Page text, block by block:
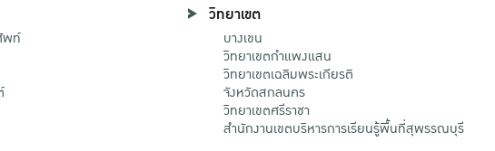
พท์
วิทยาเขต
บางเขน
วิทยาเขตกําแพงแสน
วิทยาเขตเฉลิมพระเกียรติ
จังหวัดสกลนคร
วิทยาเขตศรีราชา
สำนักงานเขตบริหารการเรียนรู้พื้นที่สุพรรณบุรี